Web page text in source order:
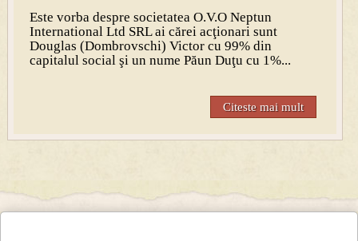
Este vorba despre societatea O.V.O Neptun
International Ltd SRL ai cărei acţionari sunt
Douglas (Dombrovschi) Victor cu 99% din
capitalul social şi un nume Păun Duţu cu 1%...
Citeste mai mult